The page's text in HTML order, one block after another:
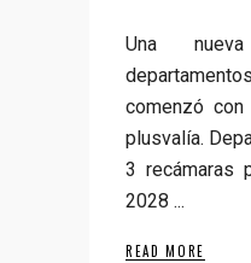
Una
comenzó
plusvalía.
3 recámaras
2028
READ MORE